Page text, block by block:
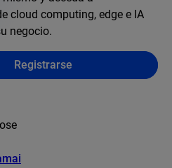
cloud computing, edge e IA
negocio.
Registrarse